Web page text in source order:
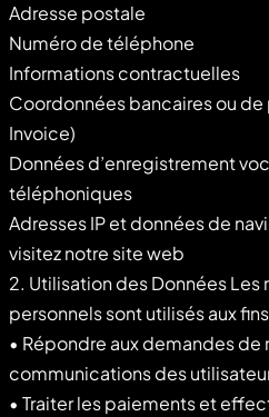
Adresse postale
Numéro de téléphone
Informations contractuelles
Coordonnées bancaires ou de
Invoice)
Données d’enregistrement
téléphoniques
Adresses IP et données de
visitez notre site web
2. Utilisation des Données
personnels sont utilisés aux
• Répondre aux demandes
communications des
• Traiter les paiements et